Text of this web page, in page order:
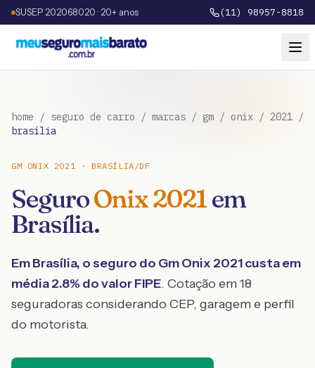
SUSEP 202068020 · 20+ anos (11) 98957-8818
home / seguro de carro / marcas / gm / onix / 2021 /
brasília
GM ONIX 2021·BRASÍLIA /DF
SeguroOnix2021em
Brasília.
EmBrasília, o seguro do GmOnix 2021custa em
média2.8% do valor FIPE. Cotação em 18
seguradoras considerando CEP, garagem e perfil
do motorista.